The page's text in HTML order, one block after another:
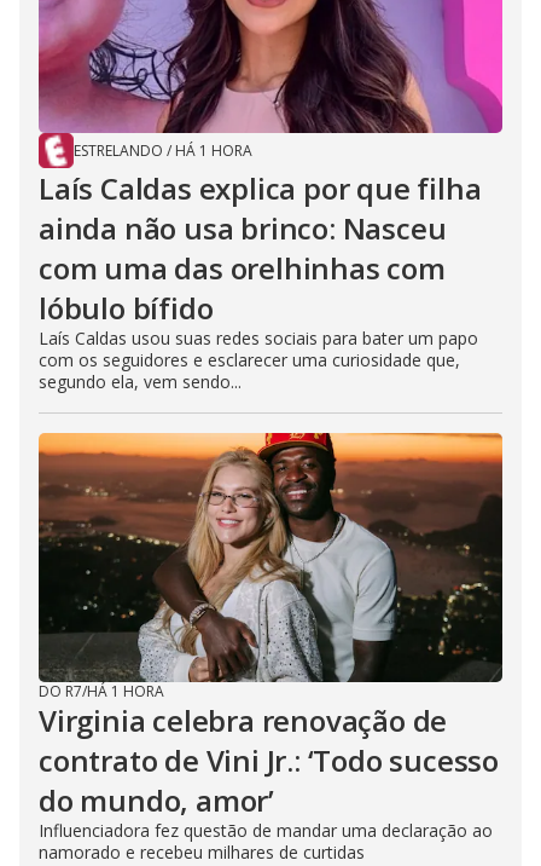
ESTRELANDO / HÁ 1 HORA
Laís Caldas explica por que filha
ainda não usa brinco: Nasceu
com uma das orelhinhas com
lóbulo bífido
Laís Caldas usou suas redes sociais para bater um papo
com os seguidores e esclarecer uma curiosidade que,
segundo ela, vem sendo...
DO R7/HÁ 1 HORA
Virginia celebra renovação de
contrato de Vini Jr.: ‘Todo sucesso
do mundo, amor’
Influenciadora fez questão de mandar uma declaração ao
namorado e recebeu milhares de curtidas